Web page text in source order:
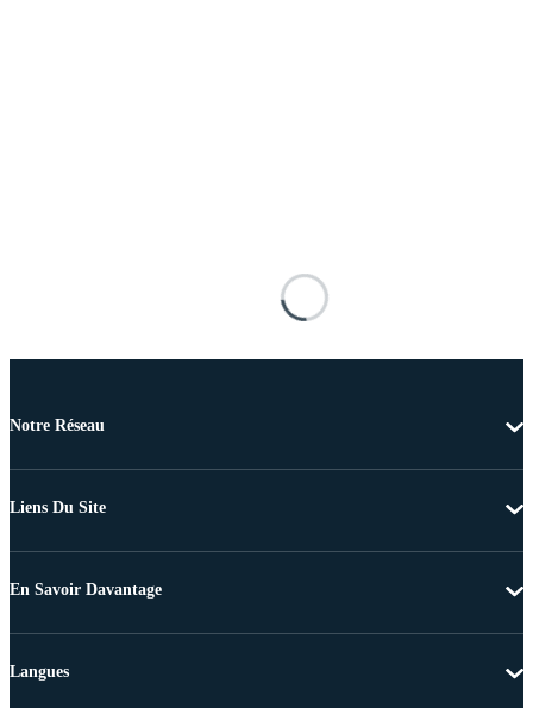
Notre Réseau
Liens Du Site
En Savoir Davantage
Langues